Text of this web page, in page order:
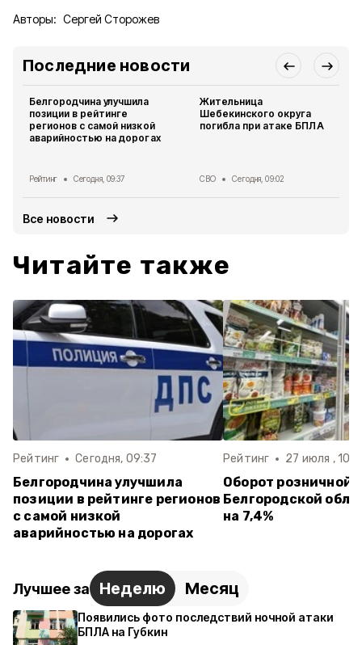
Авторы: Сергей Сторожев
Последние новости
Белгородчина улучшила
позиции в рейтинге
регионов с самой низкой
аварийностью на дорогах
Рейтинг Сегодня, 09:37
Жительница
Шебекинского округа
погибла при атаке БПЛА
СВО Сегодня, 09:02
Все новости
Читайте также
Рейтинг Сегодня, 09:37
Белгородчина улучшила
позиции в рейтинге регионов
с самой низкой
аварийностью на дорогах
Рейтинг 27 июля ,
Оборот розничной
Белгородской
на 7,4%
Лучшее за Неделю Месяц
Появились фото последствий ночной атаки
БПЛА на Губкин